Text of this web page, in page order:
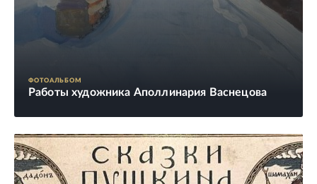
ФОТОАЛЬБОМ
Работы художника Аполлинария Васнецова